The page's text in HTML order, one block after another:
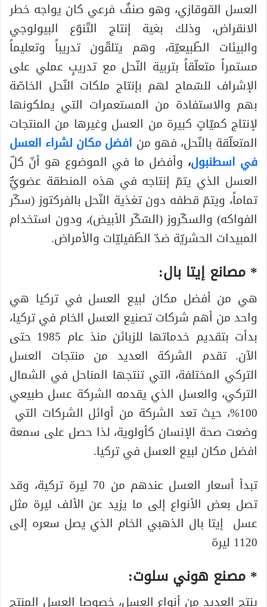
العسل القوقازي، وهو صنفٌ فرعي كان يواجه خطر
الانقراض، وذلك بغية إنتاج التّنوّع البيولوجي
والبيئات الطّبيعيّة، وهم يتلقّون تدريباً وتعليماً
مستمراً متعلّقاً بتربية النّحل مع تدريبٍ عملي على
الإشراف للسّماح لهم بإنتاج ملكات النّحل الخاصّة
بهم والاستفادة من المستعمرات التي يملكونها
لإنتاج كميّاتٍ كبيرة من العسل وغيرها من المنتجات
المتعلّقة بالنّحل، فهو من افضل مكان لشراء العسل
في اسطنبول، وأفضل ما في الموضوع هو أنّ كلّ
العسل الذي يتمّ إنتاجه في هذه المنطقة عضويٌّ
تماماً، ويتمّ قطفه دون تغذية النّحل بالفركتوز (سكّر
الفواكه) والسكّروز (السّكّر الأبيض)، ودون استخدام
المبيدات الحشريّة ضدّ الطّفيليّات والأمراض.
* مصانع إيتا بال:
هي من أفضل مكان لبيع العسل في تركيا هي
واحد من أهم شركات تصنيع العسل الخام في تركيا،
بدأت بتقديم خدماتها للزبائن منذ عام 1985 حتى
الآن. تقدم الشركة العديد من منتجات العسل
التركي المختلفة، التي تنتجها المناحل في الشمال
التركي، والعسل الذي يقدمه الشركة عسل طبيعي
100%، حيث تعد الشركة من أوائل الشركات التي
وضعت صحة الإنسان كأولوية، لذا حصل على سمعة
افضل مكان لبيع العسل في تركيا.
تبدأ أسعار العسل عندهم من 70 ليرة تركية، وقد
تصل بعض الأنواع إلى ما يزيد عن الألف ليرة مثل
عسل إيتا بال الذهبي الخام الذي يصل سعره إلى
1120 ليرة
* مصنع هوني سلوت:
ينتج العديد من أنواع العسل، خصوصا العسل المنتج